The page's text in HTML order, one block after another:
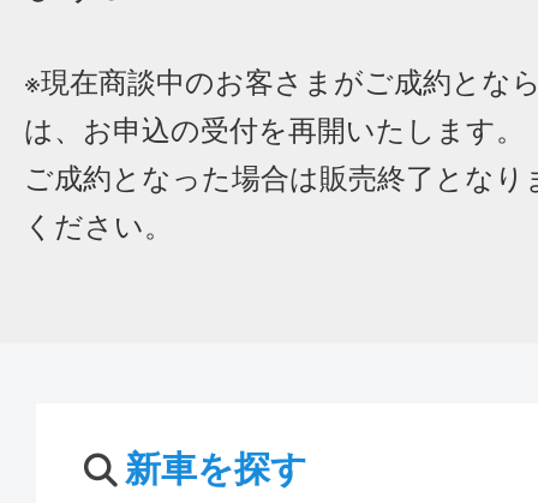
※現在商談中のお客さまがご成約とな
は、お申込の受付を再開いたします。
ご成約となった場合は販売終了となり
ください。
新車を探す